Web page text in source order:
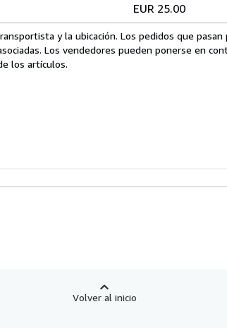
EUR 25.00
y la ubicación. Los pedidos que
Los vendedores pueden ponerse en
los artículos.
Volver al inicio